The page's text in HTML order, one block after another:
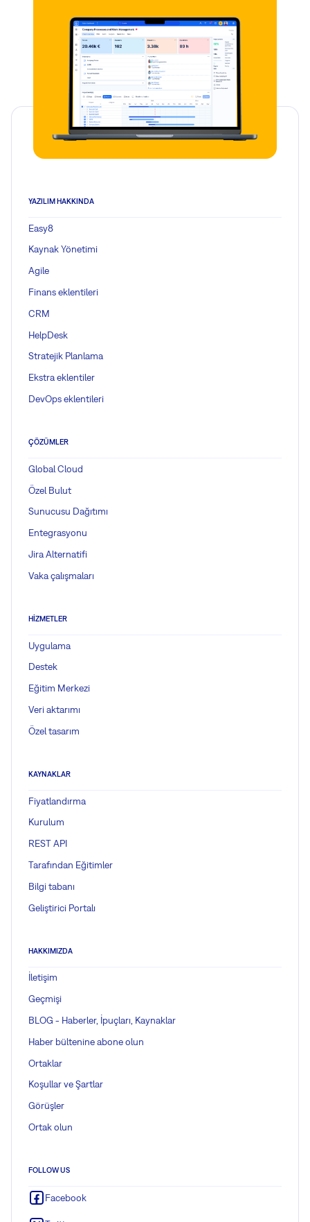
YAZILIM HAKKINDA
Easy8
Kaynak Yönetimi
Agile
Finans eklentileri
CRM
HelpDesk
Stratejik Planlama
Ekstra eklentiler
DevOps eklentileri
ÇÖZÜMLER
Global Cloud
Özel Bulut
Sunucusu Dağıtımı
Entegrasyonu
Jira Alternatifi
Vaka çalışmaları
HIZMETLER
Uygulama
Destek
Eğitim Merkezi
Veri aktarımı
Özel tasarım
KAYNAKLAR
Fiyatlandırma
Kurulum
REST API
Tarafından Eğitimler
Bilgi tabanı
Geliştirici Portalı
HAKKIMIZDA
İletişim
Geçmişi
BLOG - Haberler, İpuçları, Kaynaklar
Haber bültenine abone olun
Ortaklar
Koşullar ve Şartlar
Görüşler
Ortak olun
FOLLOW US
Facebook